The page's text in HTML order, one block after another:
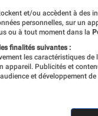
et/ou accèdent à des
personnelles, sur un
ou à tout moment dans la
finalités suivantes :
les caractéristiques de
appareil. Publicités et
et développement de